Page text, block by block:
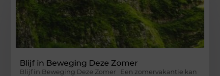
Blijf in Beweging Deze Zomer
Blijf in Beweging Deze Zomer Een zomervakantie kan